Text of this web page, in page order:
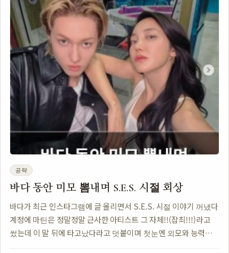
공략
바다 동안 미모 뽐내며 S.E.S. 시절 회상
바다가 최근 인스타그램에 글 올리면서 S.E.S. 시절 이야기 꺼냈다
계정에 마틴은 정말정말 근사한 아티스트 그 자체!!(잡최!!!)라고
썼는데 이 말 뒤에 타고났다라고 덧붙이며 첫눈엔 외모와 능력이